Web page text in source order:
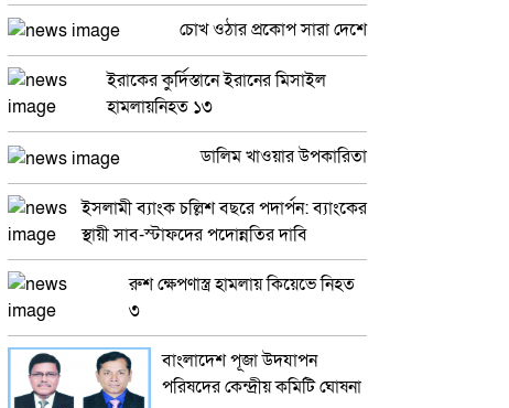
চোখ ওঠার প্রকোপ সারা দেশে
ইরাকের কুর্দিস্তানে ইরানের মিসাইল
হামলায়নিহত ১৩
ডালিম খাওয়ার উপকারিতা
ইসলামী ব্যাংক চল্লিশ বছরে পদার্পন: ব্যাংকের
স্থায়ী সাব-স্টাফদের পদোন্নতির দাবি
রুশ ক্ষেপণাস্ত্র হামলায় কিয়েভে নিহত
৩
বাংলাদেশ পূজা উদযাপন
পরিষদের কেন্দ্রীয় কমিটি ঘোষনা